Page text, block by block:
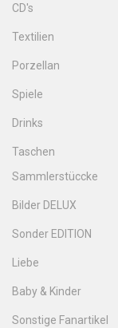
CD's
Textilien
Porzellan
Spiele
Drinks
Taschen
Sammlerstüccke
Bilder DELUX
Sonder EDITION
Liebe
Baby & Kinder
Sonstige Fanartikel